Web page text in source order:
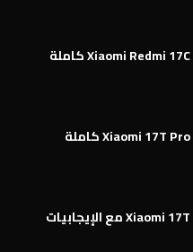
مواصفات هاتف Xiaomi 17T مع الإيجابيات